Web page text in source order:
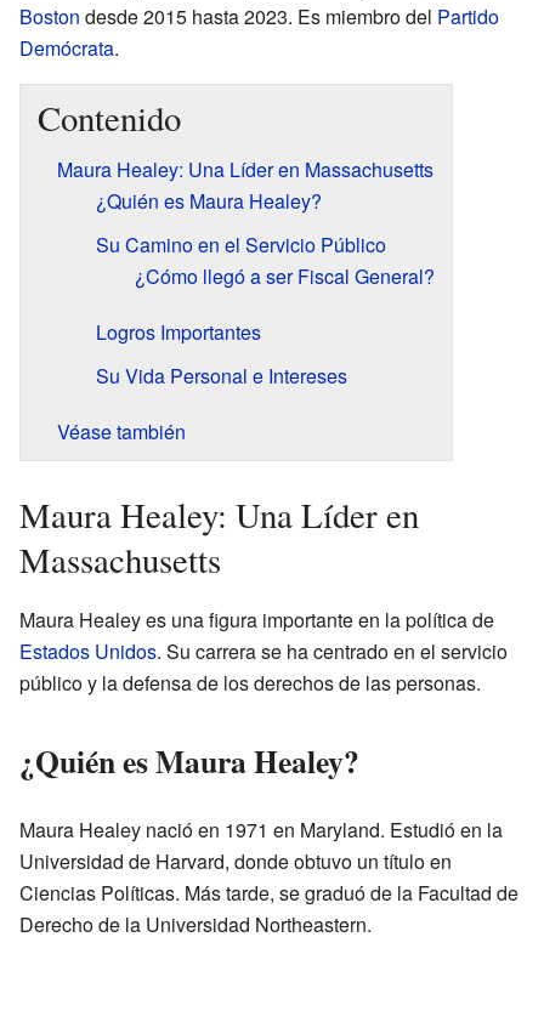
Boston desde 2015 hasta 2023. Es miembro del Partido
Demócrata.
Contenido
Maura Healey: Una Líder en Massachusetts
¿Quién es Maura Healey?
Su Camino en el Servicio Público
¿Cómo llegó a ser Fiscal General?
Logros Importantes
Su Vida Personal e Intereses
Véase también
Maura Healey: Una Líder en
Massachusetts
Maura Healey es una figura importante en la política de
Estados Unidos. Su carrera se ha centrado en el servicio
público y la defensa de los derechos de las personas.
¿Quién es Maura Healey?
Maura Healey nació en 1971 en Maryland. Estudió en la
Universidad de Harvard, donde obtuvo un título en
Ciencias Políticas. Más tarde, se graduó de la Facultad de
Derecho de la Universidad Northeastern.